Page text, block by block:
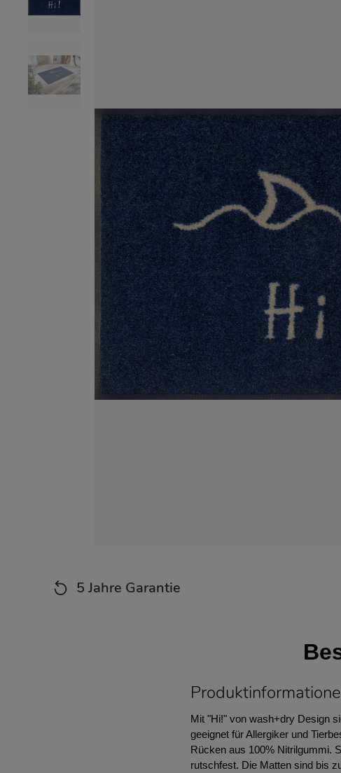
5 Jahre Garantie
Mit "Hi!" von wash+dry Design
geeignet für Allergiker und
Rücken aus 100% Nitrilgummi.
rutschfest. Die Matten sind bis